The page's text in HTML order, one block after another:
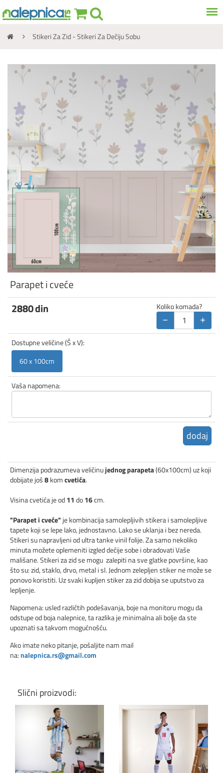
Stikeri Za Zid - Stikeri Za Dečiju Sobu
Parapet i cveće
2880din Koliko komada?
− +
Dostupne veličine (Š x V):
60 x 100cm
Vaša napomena:
dodaj
Dimenzija podrazumeva veličinujednog parapeta(60x100cm) uz koji
dobijate još8komcvetića.
Visina cvetića je od11 do16cm.
"Parapet i cveće" je kombinacija samolepljivih stikera i samolepljive
tapete koji se lepe lako, jednostavno. Lako se uklanja i bez nereda.
Stikeri su napravljeni od ultra tanke vinil folije. Za samo nekoliko
minuta možete oplemeniti izgled dečije sobe i obradovati Vaše
mališane. Stikeri za zid se mogu zalepiti na sve glatke površine, kao
što su: zid, staklo, drvo, metal i sl. Jednom zelepljen stiker ne može se
ponovo koristiti. Uz svaki kupljen stiker za zid dobija se uputstvo za
lepljenje.
Napomena: usled različtih podešavanja, boje na monitoru mogu da
odstupe od boja nalepnice, ta razlika je minimalna ali bolje da ste
upoznati sa takvom mogućnošću.
Ako imate neko pitanje, pošaljite nam mail
na:nalepnica.rs@gmail.com
Slični proizvodi:
Klikni za detalje Klikni za detalje